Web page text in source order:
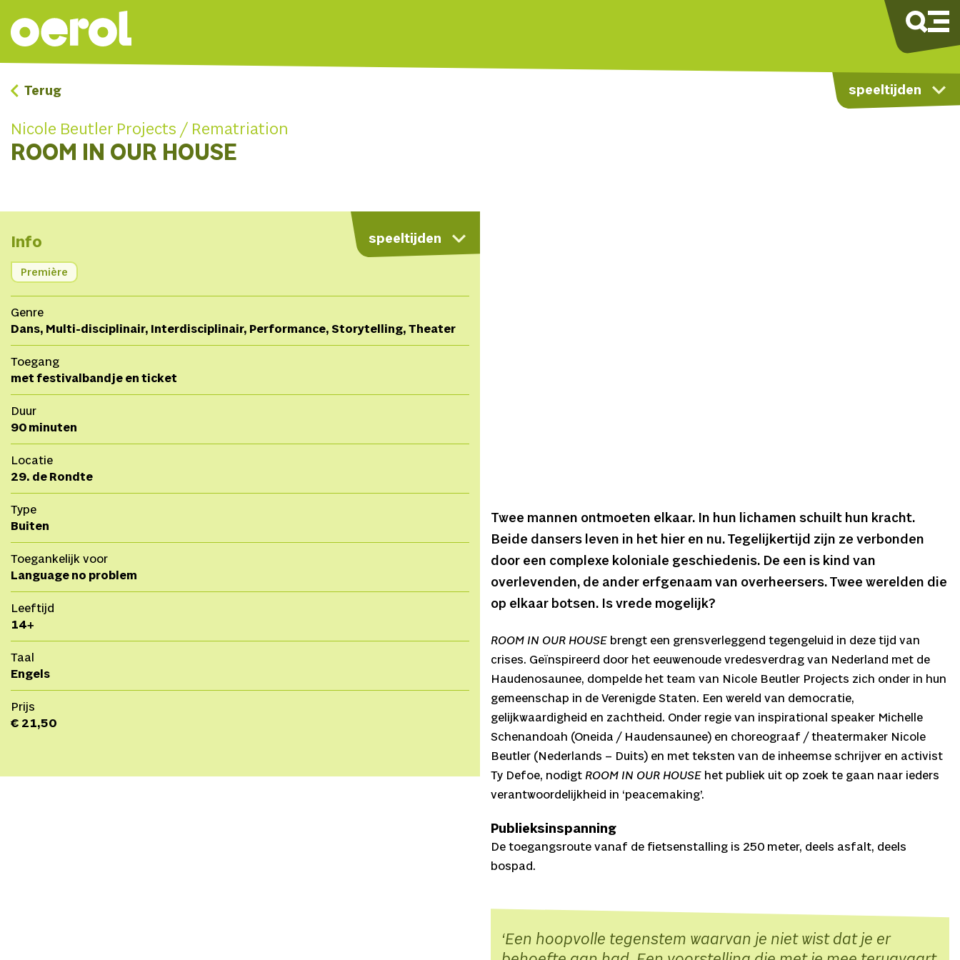
speeltijden
Terug
Nicole Beutler Projects / Rematriation
ROOM IN OUR HOUSE
speeltijden
kaart
Info
Première
Genre
Dans, Multi-disciplinair, Interdisciplinair, Performance, Storytelling, Theater
Toegang
met festivalbandje en ticket
Duur
90 minuten
Locatie
29. de Rondte
Type
Buiten
Toegankelijk voor
Language no problem
Leeftijd
14+
Taal
Engels
Prijs
€ 21,50
Twee mannen ontmoeten elkaar. In hun lichamen schuilt hun kracht.
Beide dansers leven in het hier en nu. Tegelijkertijd zijn ze verbonden
door een complexe koloniale geschiedenis. De een is kind van
overlevenden, de ander erfgenaam van overheersers. Twee werelden die
op elkaar botsen. Is vrede mogelijk?
ROOM IN OUR HOUSE brengt een grensverleggend tegengeluid in deze tijd van
crises. Geïnspireerd door het eeuwenoude vredesverdrag van Nederland met de
Haudenosaunee, dompelde het team van Nicole Beutler Projects zich onder in hun
gemeenschap in de Verenigde Staten. Een wereld van democratie,
gelijkwaardigheid en zachtheid. Onder regie van inspirational speaker Michelle
Schenandoah (Oneida / Haudensaunee) en choreograaf / theatermaker Nicole
Beutler (Nederlands – Duits) en met teksten van de inheemse schrijver en activist
Ty Defoe, nodigt ROOM IN OUR HOUSE het publiek uit op zoek te gaan naar ieders
verantwoordelijkheid in ‘peacemaking’.
Publieksinspanning
De toegangsroute vanaf de fietsenstalling is 250 meter, deels asfalt, deels
bospad.
Een hoopvolle tegenstem waarvan je niet wist dat je er